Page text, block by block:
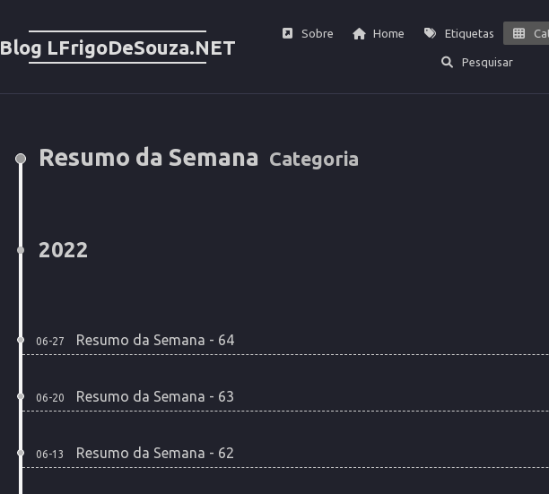
Blog LFrigoDeSouza.NET
Sobre Home Etiquetas
Pesquisar
Resumo da Semana Categoria
2022
06-27 Resumo da Semana - 64
06-20 Resumo da Semana - 63
06-13 Resumo da Semana - 62